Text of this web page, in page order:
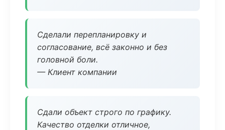
Сделали перепланировку и
согласование, всё законно и без
головной боли.
— Клиент компании
Сдали объект строго по графику.
Качество отделки отличное,